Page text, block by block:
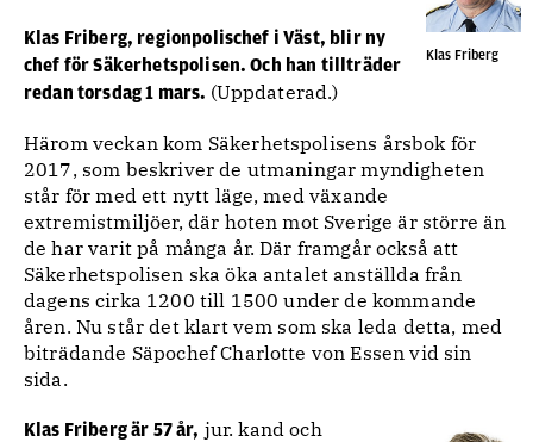
Klas Friberg
Klas Friberg, regionpolischef i Väst, blir ny
chef för Säkerhetspolisen. Och han tillträder
redan torsdag 1 mars. (Uppdaterad.)
Härom veckan kom Säkerhetspolisens årsbok för
2017, som beskriver de utmaningar myndigheten
står för med ett nytt läge, med växande
extremistmiljöer, där hoten mot Sverige är större än
de har varit på många år. Där framgår också att
Säkerhetspolisen ska öka antalet anställda från
dagens cirka 1200 till 1500 under de kommande
åren. Nu står det klart vem som ska leda detta, med
biträdande Säpochef Charlotte von Essen vid sin
sida.
Klas Friberg är 57 år, jur. kand och